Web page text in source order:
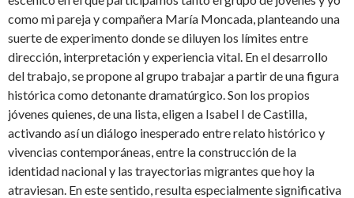
como mi pareja y compañera María Moncada, planteando una
suerte de experimento donde se diluyen los límites entre
dirección, interpretación y experiencia vital. En el desarrollo
del trabajo, se propone al grupo trabajar a partir de una figura
histórica como detonante dramatúrgico. Son los propios
jóvenes quienes, de una lista, eligen a Isabel I de Castilla,
activando así un diálogo inesperado entre relato histórico y
vivencias contemporáneas, entre la construcción de la
identidad nacional y las trayectorias migrantes que hoy la
atraviesan. En este sentido, resulta especialmente significativa